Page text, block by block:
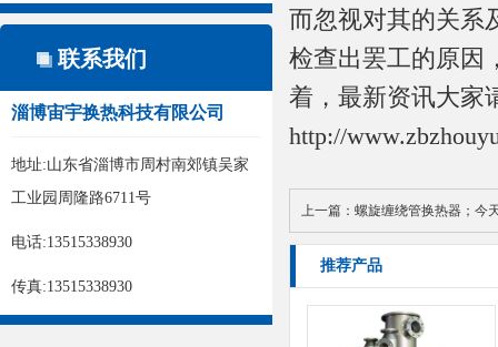
联系我们
淄博宙宇换热科技有限公司
地址:山东省淄博市周村南郊镇吴家
工业园周隆路6711号
电话:13515338930
传真:13515338930
而忽视对其的关系
检查出罢工的原因
着，最新资讯大家
http://
上一篇： 螺旋缠绕管换热器；今
推荐产品